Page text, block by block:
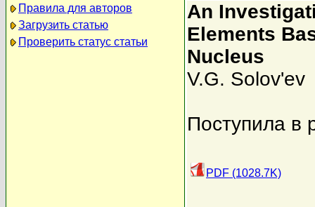
Правила для авторов
Загрузить статью
Проверить статус статьи
An
Elements
Nucleus
V.G. Solov'ev
Поступила в
PDF (1028.7K)